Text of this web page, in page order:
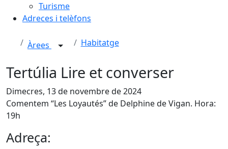
Turisme
Adreces i telèfons
Àrees Habitatge
Tertúlia Lire et converser
Dimecres, 13 de novembre de 2024
Comentem “Les Loyautés” de Delphine de Vigan. Hora:
19h
Adreça: